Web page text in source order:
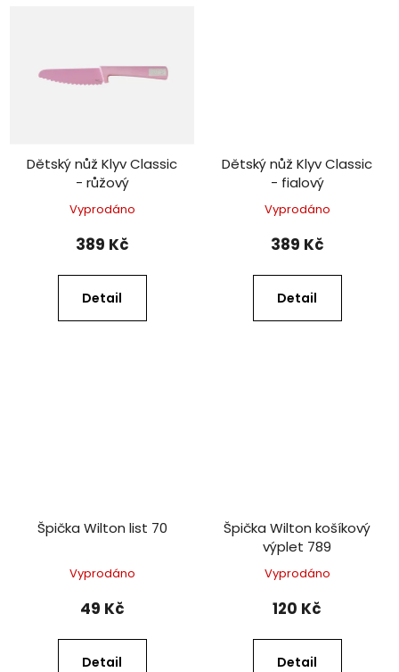
Dětský nůž Klyv Classic
- růžový
Vyprodáno
389 Kč
Detail
Dětský nůž Klyv Classic
- fialový
Vyprodáno
389 Kč
Detail
Špička Wilton list 70
Vyprodáno
49 Kč
Detail
Špička Wilton košíkový
výplet 789
Vyprodáno
120 Kč
Detail